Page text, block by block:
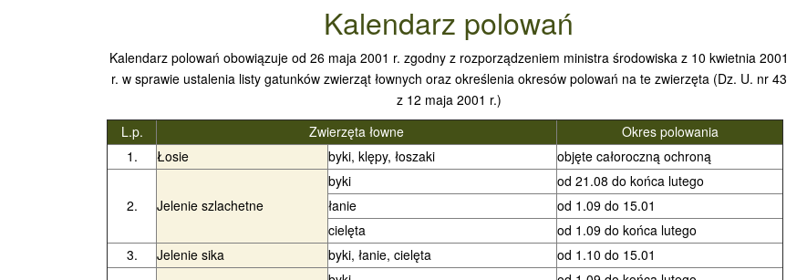
Kalendarz polowań
Kalendarz polowań obowiązuje od 26 maja 2001 r. zgodny z rozporządzeniem ministra środowiska z 10 kwietnia 2001
r. w sprawie ustalenia listy gatunków zwierząt łownych oraz określenia okresów polowań na te zwierzęta (Dz. U. nr 43
z 12 maja 2001 r.)
L.p.
Zwierzęta łowne
Okres polowania
1.
Łosie byki, klępy, łoszaki objęte całoroczną ochroną
2. Jelenie szlachetne
byki
od 21.08 do końca lutego
łanie
od 1.09 do 15.01
cielęta
od 1.09 do końca lutego
3.
Jelenie sika byki, łanie, cielęta od 1.10 do 15.01